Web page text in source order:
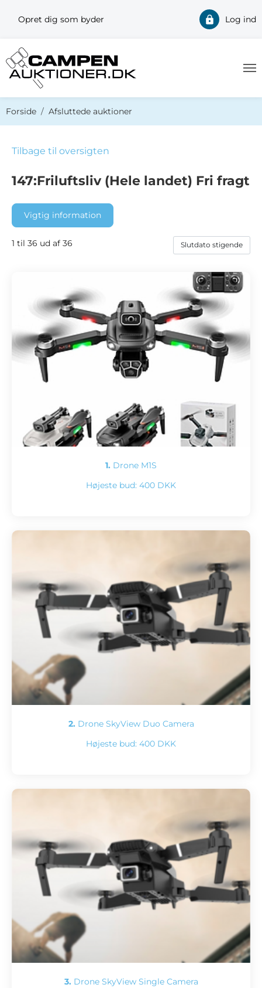
Opret dig som byder Log ind
Forside Afsluttede auktioner
Tilbage til oversigten
147:Friluftsliv (Hele landet) Fri fragt
Vigtig information
1 til 36 ud af 36
1. Drone M1S
Højeste bud: 400 DKK
2. Drone SkyView Duo Camera
Højeste bud: 400 DKK
3. Drone SkyView Single Camera